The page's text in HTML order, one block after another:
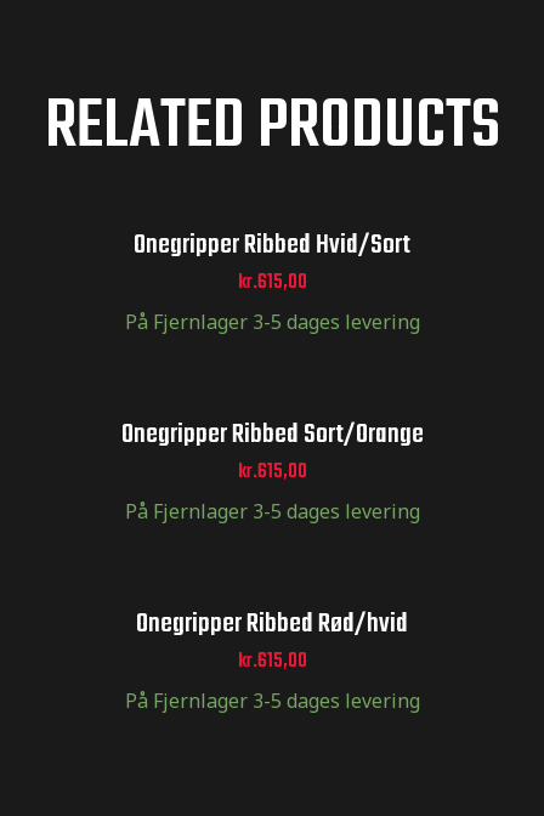
RELATED PRODUCTS
Onegripper Ribbed Hvid/Sort
kr.615,00
På Fjernlager 3-5 dages levering
Onegripper Ribbed Sort/Orange
kr.615,00
På Fjernlager 3-5 dages levering
Onegripper Ribbed Rød/hvid
kr.615,00
På Fjernlager 3-5 dages levering